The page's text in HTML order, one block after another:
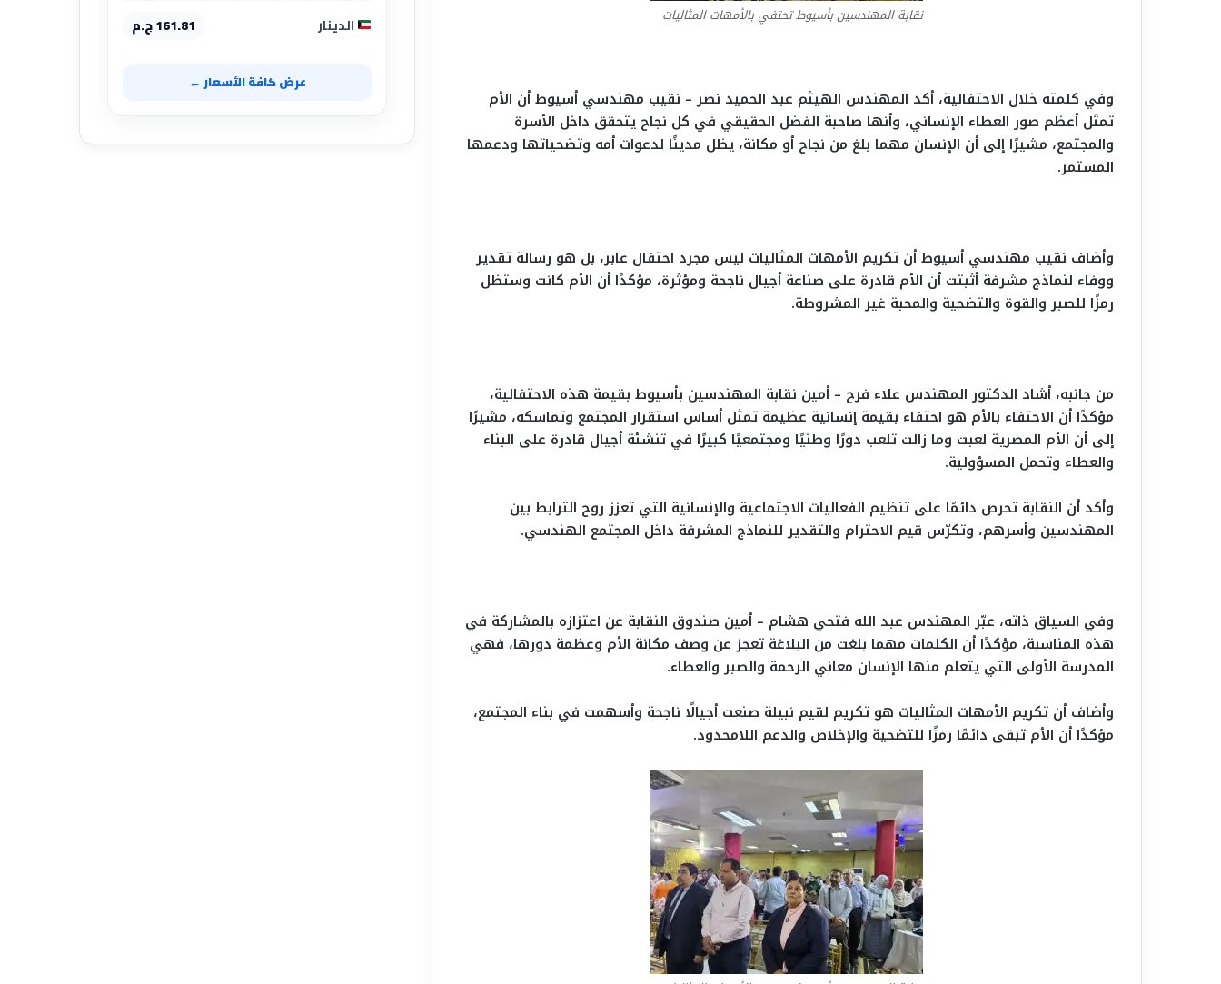
نقابة المهندسين بأسيوط تحتفي بالأمهات المثاليات
وفي كلمته خلال الاحتفالية، أكد المهندس الهيثم عبد الحميد نصر – نقيب مهندسي أسيوط أن الأم
تمثل أعظم صور العطاء الإنساني، وأنها صاحبة الفضل الحقيقي في كل نجاح يتحقق داخل الأسرة
والمجتمع، مشيرًا إلى أن الإنسان مهما بلغ من نجاح أو مكانة، يظل مدينًا لدعوات أمه وتضحياتها ودعمها
المستمر.
وأضاف نقيب مهندسي أسيوط أن تكريم الأمهات المثاليات ليس مجرد احتفال عابر، بل هو رسالة تقدير
ووفاء لنماذج مشرفة أثبتت أن الأم قادرة على صناعة أجيال ناجحة ومؤثرة، مؤكدًا أن الأم كانت وستظل
رمزًا للصبر والقوة والتضحية والمحبة غير المشروطة.
من جانبه، أشاد الدكتور المهندس علاء فرح – أمين نقابة المهندسين بأسيوط بقيمة هذه الاحتفالية،
مؤكدًا أن الاحتفاء بالأم هو احتفاء بقيمة إنسانية عظيمة تمثل أساس استقرار المجتمع وتماسكه، مشيرًا
إلى أن الأم المصرية لعبت وما زالت تلعب دورًا وطنيًا ومجتمعيًا كبيرًا في تنشئة أجيال قادرة على البناء
والعطاء وتحمل المسؤولية.
وأكد أن النقابة تحرص دائمًا على تنظيم الفعاليات الاجتماعية والإنسانية التي تعزز روح الترابط بين
المهندسين وأسرهم، وتكرّس قيم الاحترام والتقدير للنماذج المشرفة داخل المجتمع الهندسي.
وفي السياق ذاته، عبّر المهندس عبد الله فتحي هشام – أمين صندوق النقابة عن اعتزازه بالمشاركة في
هذه المناسبة، مؤكدًا أن الكلمات مهما بلغت من البلاغة تعجز عن وصف مكانة الأم وعظمة دورها، فهي
المدرسة الأولى التي يتعلم منها الإنسان معاني الرحمة والصبر والعطاء.
وأضاف أن تكريم الأمهات المثاليات هو تكريم لقيم نبيلة صنعت أجيالًا ناجحة وأسهمت في بناء المجتمع،
مؤكدًا أن الأم تبقى دائمًا رمزًا للتضحية والإخلاص والدعم اللامحدود.
الدينار 161.81 ج.م
عرض كافة الأسعار ←